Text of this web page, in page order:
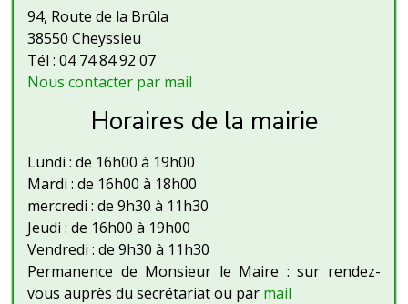
94, Route de la Brûla
38550 Cheyssieu
Tél : 04 74 84 92 07
Nous contacter par mail
Horaires de la mairie
Lundi : de 16h00 à 19h00
Mardi : de 16h00 à 18h00
mercredi : de 9h30 à 11h30
Jeudi : de 16h00 à 19h00
Vendredi : de 9h30 à 11h30
Permanence de Monsieur le Maire : sur rendez-
vous auprès du secrétariat ou par mail